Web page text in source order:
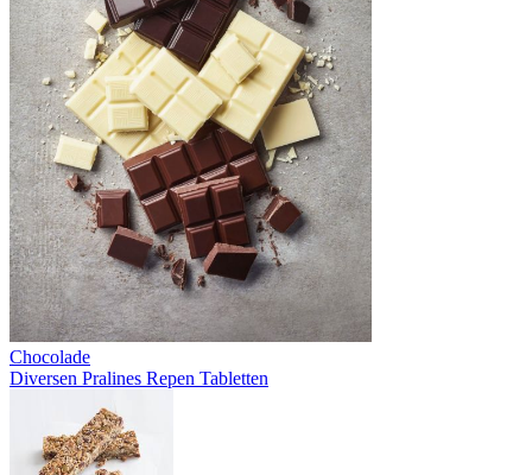
Chocolade
Diversen Pralines Repen Tabletten